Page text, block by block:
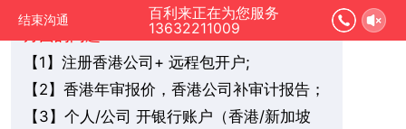
结束沟通
百利来正在为您服务
13632211009
您好，我是在线人工客服，您是想要了解哪
【 1】注册香港公司+ 远程包开户;
【 2】香港年审报价，香港公司补审计报告；
【 3】个人/公司 开银行账户（香港/新加坡